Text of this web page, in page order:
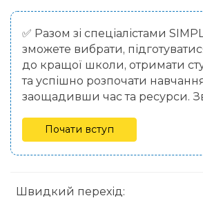
✅ Разом зі спеціалістами
зможете вибрати,
до кращої школи, отримати
та успішно розпочати
заощадивши час та ресурси.
Почати вступ
Швидкий перехід: